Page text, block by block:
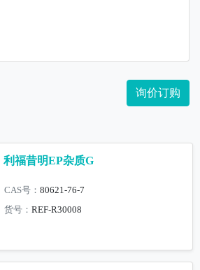
询价订购
利福昔明EP杂质G
CAS号：80621-76-7
货号：REF-R30008